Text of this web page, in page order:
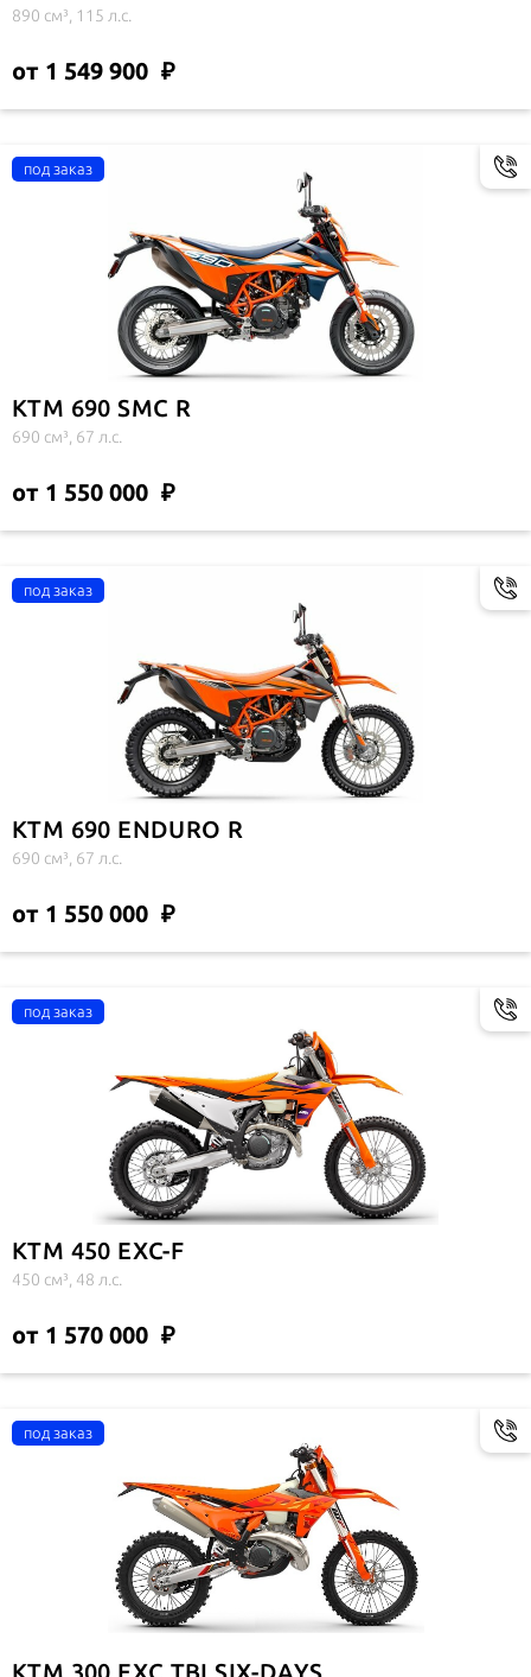
890 см³, 115 л.с.
от 1 549 900
KTM 690 SMC R
690 см³, 67 л.с.
от 1 550 000
KTM 690 ENDURO R
690 см³, 67 л.с.
от 1 550 000
KTM 450 EXC-F
450 см³, 48 л.с.
от 1 570 000
KTM 300 EXC TBI SIX-DAYS